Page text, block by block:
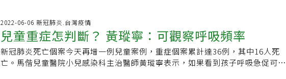
論。不過，接近期末時，我們回顧這半年的討論課，卻一致覺得，箇中不少爭議
點值得再次思辨。由是，我們對既有的討論紀錄上，做了一次梳理，將問題和回
答改編，以政論節目的形式呈現，並錄影剪製成十分鐘的短片，作為這學期的期
末主題報告。面對以陳述性、條列式為主的知識時，第一回陌生，梳理脈絡或嘗
試拆解因果關係，第二回再檢驗時，加入夥伴不同角度的觀照與心得分享，第三
每次舞蹈不僅運動流汗，也舒緩工作壓力，到台東後較少外出跳舞，偶爾與妻子
在家共舞，但為保持運動習慣，每天會上跑步機快走運動。「身心健康都很重
要。」王功亮說，他從年輕時打底，不熬夜，保持規律運動習慣，培養肌耐力，
每天至少快走30分鐘，飲食正常、餐食不過量，控制體重、節制甜食、戒消夜，
內醫護同仁的眼裡，黃忠山總是瞇著眼、掛著笑容，親切地問候每位認真工作的
夥伴，黃忠山認為，大家給他的正能量，是他笑口常開的主因，彼此不衝突，卻
互相影響。黃忠山提出個人養生撇步，強調心情愉悅最重要，日常生活應注意一
些小細節，例如少喝含糖飲料，避免攝取過多糖分，對於健康會有正向影響，每
天更要補充足夠水分，幫助身體新陳代謝。還要多運動，黃忠山說，像他上了年
吼，無慢性病史，五月廿九日發燒、咳嗽、流鼻水、聲音沙啞，隔日快篩陽，卅
一日呼吸困難、胸凹，送急診呼吸窘迫插管，在加護病房使用瑞德西韋、類固醇
等，六月一日拔管，六月九日康復出院。另一為六歲男童，無慢性病史，六月十
日接種第一劑輝瑞ＢＮＴ，隔日因接觸者身分快篩陽，六月十二日發燒到卅九
但6月3日開始出現喘鳴聲、咳嗽、呼吸有雜音、聲音沙啞等症狀。6月4日因呼吸
喘到急診就醫，因呼吸窘迫，插管住加護病房並使用呼吸器。住院期間使用類固
醇、腎上腺素、瑞德西韋的藥物治療，6月11日拔管移除呼吸器，預計今日可出
院。目前累計12歲以下兒童重症共50例，其中包括腦炎十八例、肺炎九例、敗血
症三例、哮吼五例、家中死亡五例、MIS-C八例、共病二例；其中十七例死亡。
2022-06-06 新冠肺炎.台灣疫情
兒童重症怎判斷？ 黃瑽寧：可觀察呼吸頻率
新冠肺炎死亡個案今天再增一例兒童案例，重症個案累計達36例，其中16人死
亡。馬偕兒童醫院小兒感染科主治醫師黃瑽寧表示，如果看到孩子呼吸急促可透